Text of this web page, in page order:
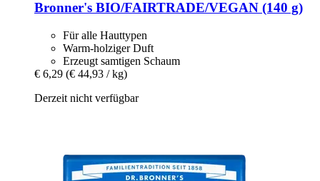
Bronner's BIO/FAIRTRADE/VEGAN (140 g)
Für alle Hauttypen
Warm-holziger Duft
Erzeugt samtigen Schaum
€ 6,29 (€ 44,93 / kg)
Derzeit nicht verfügbar